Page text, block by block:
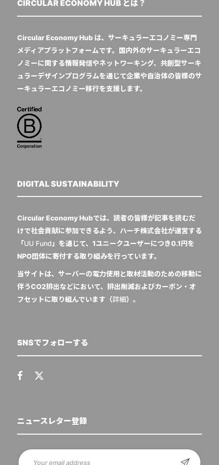
CIRCULAR ECONOMY HUB とは？
Circular Economy Hub は、サーキュラーエコノミー専門
メディアプラットフォームです。国内外のサーキュラーエコ
ノミーに関する情報発信やネットワーキング、共創型サーキ
ュラーデザインプログラムを通じて企業や自治体の皆様のサ
ーキュラーエコノミー移行を支援します。
DIGITAL SUSTAINABILITY
Circular Economy Hubでは、読者の皆様が記事を読むだ
けで社会貢献に参加できるよう、ハーチ株式会社が運営する
「UU Fund 」を通じて、1ユニークユーザーにつき0.1円を
NPO団体に寄付する取り組みを行っています。
当サイトは、サーバーの電力使用と取材活動のための移動に
伴うCO2排出などにおいて、排出削減およびカーボン・オ
フセットに取り組んでいます（詳細）。
SNSでフォローする
ニュースレター登録